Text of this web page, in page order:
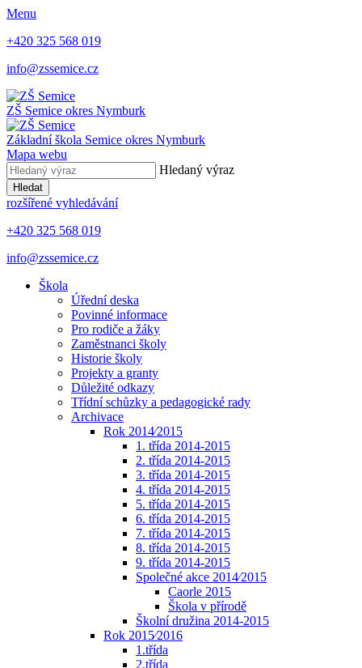
Menu
+420 325 568 019
info@zssemice.cz
ZŠ Semice okres Nymburk
Základní škola Semice okres Nymburk
Mapa webu
Hledaný výraz
Hledat
rozšířené vyhledávání
+420 325 568 019
info@zssemice.cz
Škola
Úřední deska
Povinné informace
Pro rodiče a žáky
Zaměstnanci školy
Historie školy
Projekty a granty
Důležité odkazy
Třídní schůzky a pedagogické rady
Archivace
Rok 2014⁄2015
1. třída 2014-2015
2. třída 2014-2015
3. třída 2014-2015
4. třída 2014-2015
5. třída 2014-2015
6. třída 2014-2015
7. třída 2014-2015
8. třída 2014-2015
9. třída 2014-2015
Společné akce 2014⁄2015
Caorle 2015
Škola v přírodě
Školní družina 2014-2015
Rok 2015⁄2016
1.třída
2.třída